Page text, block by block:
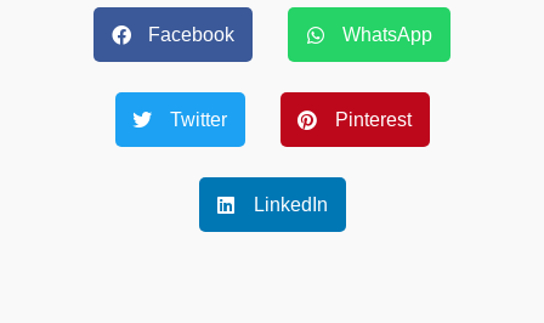
Facebook WhatsApp
Twitter Pinterest
LinkedIn